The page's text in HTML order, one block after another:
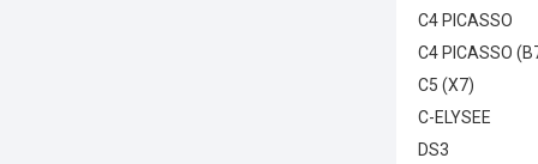
C4
C4
C5
C-